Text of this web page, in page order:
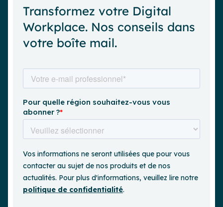
Transformez votre Digital
Workplace. Nos conseils dans
votre boîte mail.